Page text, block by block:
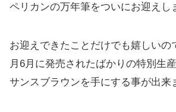
ペリカンの万年筆をついにお迎えし
お迎えできたことだけでも嬉しいの
月6月に発売されたばかりの特別生
サンスブラウンを手にする事が出来